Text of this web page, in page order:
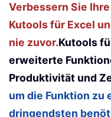
Verbessern Sie
Kutools für Excel
nie zuvor.Kutools
erweiterte
Produktivität und
um die Funktion zu
dringendsten